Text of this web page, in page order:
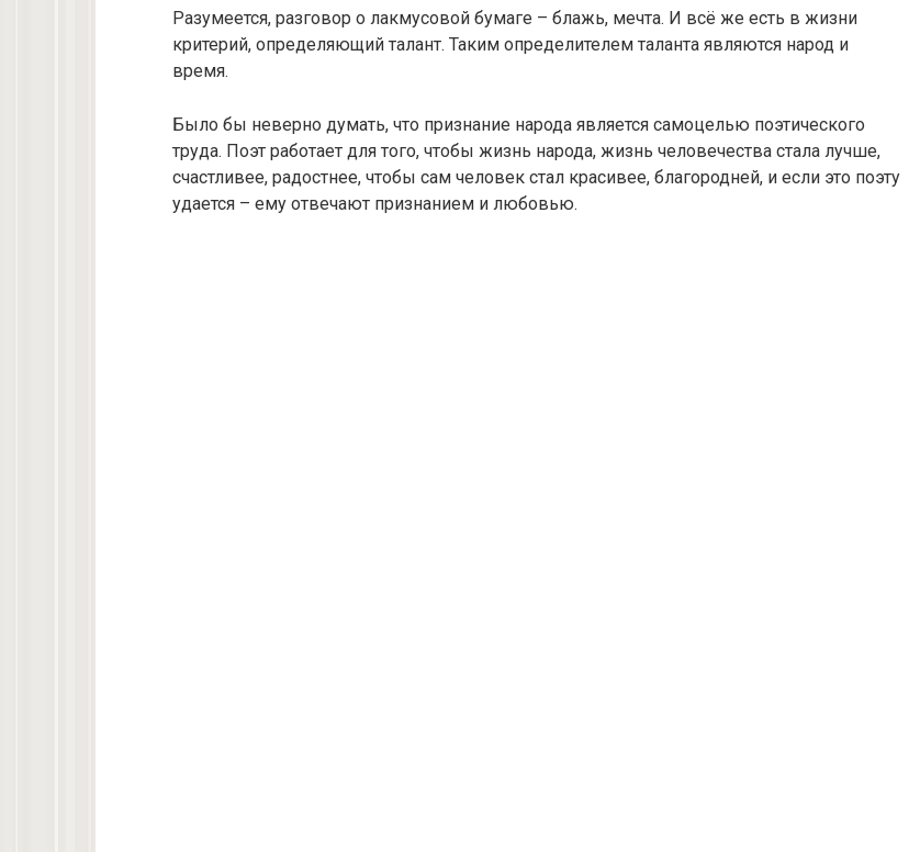
Разумеется, разговор о лакмусовой бумаге – блажь, мечта. И всё же есть в жизни
критерий, определяющий талант. Таким определителем таланта являются народ и
время.
Было бы неверно думать, что признание народа является самоцелью поэтического
труда. Поэт работает для того, чтобы жизнь народа, жизнь человечества стала лучше,
счастливее, радостнее, чтобы сам человек стал красивее, благородней, и если это поэту
удается – ему отвечают признанием и любовью.